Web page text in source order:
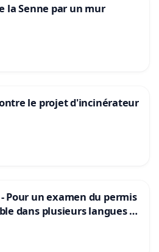
la Senne par un mur
le projet d'incinérateur
Pour un examen du permis
dans plusieurs langues à